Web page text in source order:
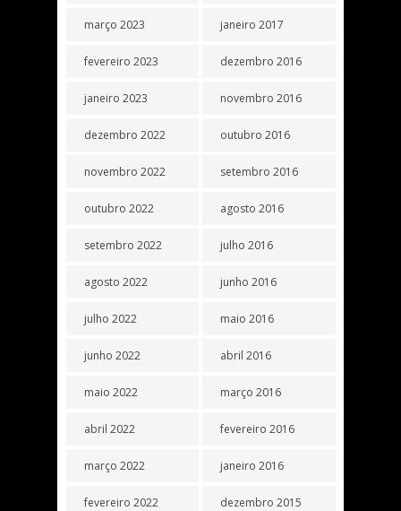
março 2023
fevereiro 2023
janeiro 2023
dezembro 2022
novembro 2022
outubro 2022
setembro 2022
agosto 2022
julho 2022
junho 2022
maio 2022
abril 2022
março 2022
fevereiro 2022
janeiro 2017
dezembro 2016
novembro 2016
outubro 2016
setembro 2016
agosto 2016
julho 2016
junho 2016
maio 2016
abril 2016
março 2016
fevereiro 2016
janeiro 2016
dezembro 2015